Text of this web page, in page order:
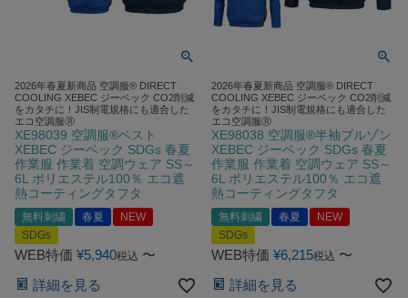
2026年春夏新商品 空調服® DIRECT
COOLING XEBEC ジーベック CO2削減
をカタチに！JIS制電規格にも適合した
エコ空調服Ⓡ
XE98039 空調服®ベスト
XEBEC ジーベック SDGs 春夏
作業服 作業着 空調ウェア SS～
6L ポリエステル100％ エコ遮
熱コーティングタフタ
無料刺繍 春夏
NEW
SDGs
WEB特価 ¥5,940税込 〜
詳細を見る
2026年春夏新商品 空調服® DIRECT
COOLING XEBEC ジーベック CO2削減
をカタチに！JIS制電規格にも適合した
エコ空調服Ⓡ
XE98038 空調服®半袖ブルゾン
XEBEC ジーベック SDGs 春夏
作業服 作業着 空調ウェア SS～
6L ポリエステル100％ エコ遮
熱コーティングタフタ
無料刺繍 春夏
NEW
SDGs
WEB特価 ¥6,215税込 〜
詳細を見る